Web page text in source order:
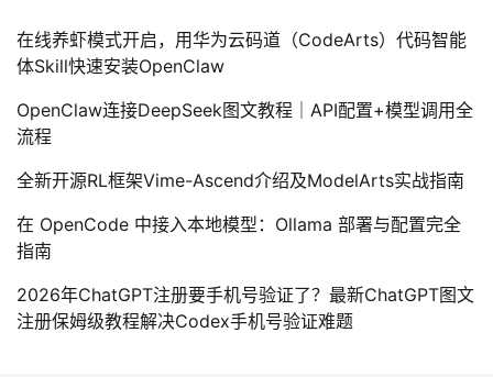
在线养虾模式开启，用华为云码道（CodeArts）代码智能
体Skill快速安装OpenClaw
OpenClaw连接DeepSeek图文教程｜API配置+模型调用全
流程
全新开源RL框架Vime-Ascend介绍及ModelArts实战指南
在 OpenCode 中接入本地模型：Ollama 部署与配置完全
指南
2026年ChatGPT注册要手机号验证了？最新ChatGPT图文
注册保姆级教程解决Codex手机号验证难题